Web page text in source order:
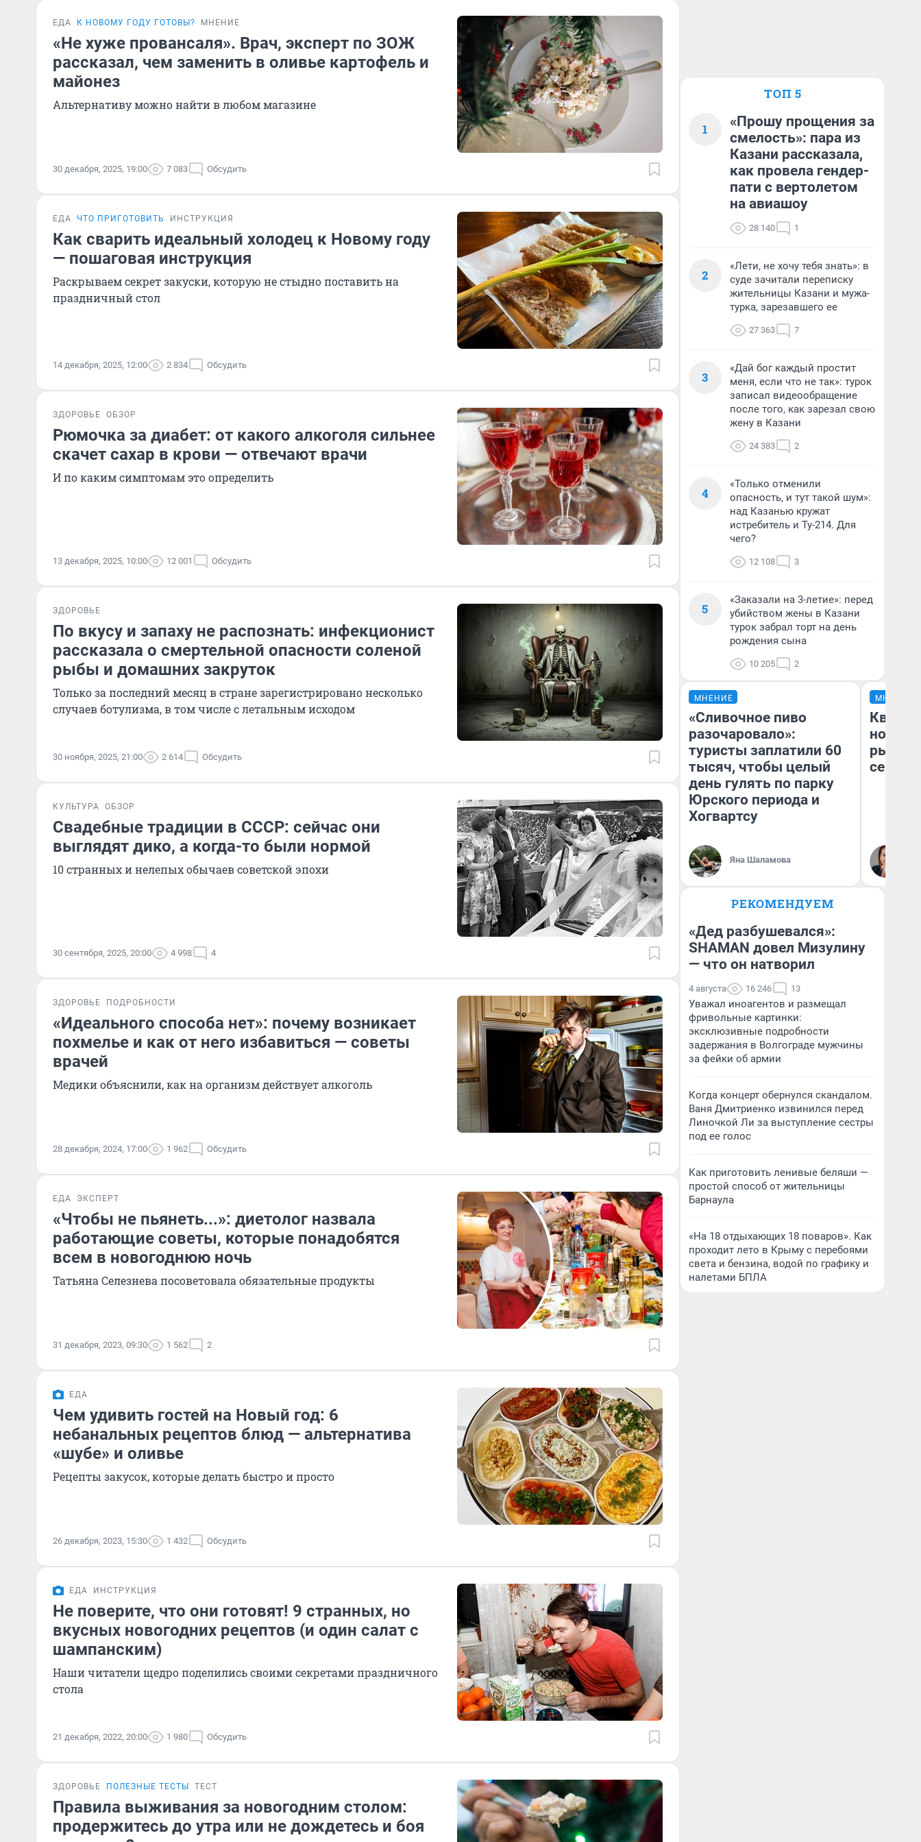
ЕДА К НОВОМУ ГОДУ ГОТОВЫ? МНЕНИЕ
«Не хуже провансаля». Врач, эксперт по ЗОЖ
рассказал, чем заменить в оливье картофель и
майонез
Альтернативу можно найти в любом магазине
30 декабря, 2025, 19:00 7 083 Обсудить
ЕДА ЧТО ПРИГОТОВИТЬ ИНСТРУКЦИЯ
Как сварить идеальный холодец к Новому году
— пошаговая инструкция
Раскрываем секрет закуски, которую не стыдно поставить на
праздничный стол
14 декабря, 2025, 12:00 2 834 Обсудить
ЗДОРОВЬЕ ОБЗОР
Рюмочка за диабет: от какого алкоголя сильнее
скачет сахар в крови — отвечают врачи
И по каким симптомам это определить
13 декабря, 2025, 10:00 12 001 Обсудить
ЗДОРОВЬЕ
По вкусу и запаху не распознать: инфекционист
рассказала о смертельной опасности соленой
рыбы и домашних закруток
Только за последний месяц в стране зарегистрировано несколько
случаев ботулизма, в том числе с летальным исходом
30 ноября, 2025, 21:00 2 614 Обсудить
КУЛЬТУРА ОБЗОР
Свадебные традиции в СССР: сейчас они
выглядят дико, а когда-то были нормой
10 странных и нелепых обычаев советской эпохи
30 сентября, 2025, 20:00 4 998 4
ЗДОРОВЬЕ ПОДРОБНОСТИ
«Идеального способа нет»: почему возникает
похмелье и как от него избавиться — советы
врачей
Медики объяснили, как на организм действует алкоголь
28 декабря, 2024, 17:00 1 962 Обсудить
ЕДА ЭКСПЕРТ
«Чтобы не пьянеть...»: диетолог назвала
работающие советы, которые понадобятся
всем в новогоднюю ночь
Татьяна Селезнева посоветовала обязательные продукты
31 декабря, 2023, 09:30 1 562 2
ЕДА
Чем удивить гостей на Новый год: 6
небанальных рецептов блюд — альтернатива
«шубе» и оливье
Рецепты закусок, которые делать быстро и просто
26 декабря, 2023, 15:30 1 432 Обсудить
ЕДА ИНСТРУКЦИЯ
Не поверите, что они готовят! 9 странных, но
вкусных новогодних рецептов (и один салат с
шампанским)
Наши читатели щедро поделились своими секретами праздничного
стола
21 декабря, 2022, 20:00 1 980 Обсудить
ЗДОРОВЬЕ ПОЛЕЗНЫЕ ТЕСТЫ ТЕСТ
Правила выживания за новогодним столом:
продержитесь до утра или не дождетесь и боя
ТОП 5
1
«Прошу прощения за
смелость»: пара из
Казани рассказала,
как провела гендер-
пати с вертолетом
на авиашоу
28 140 1
2
«Лети, не хочу тебя знать»: в
суде зачитали переписку
жительницы Казани и мужа-
турка, зарезавшего ее
27 363 7
3
«Дай бог каждый простит
меня, если что не так»: турок
записал видеообращение
после того, как зарезал свою
жену в Казани
24 383 2
4
«Только отменили
опасность, и тут такой шум»:
над Казанью кружат
истребитель и Ту-214. Для
чего?
12 108 3
5
«Заказали на 3-летие»: перед
убийством жены в Казани
турок забрал торт на день
рождения сына
10 205 2
МНЕНИЕ
«Сливочное пиво
разочаровало»:
туристы заплатили 60
тысяч, чтобы целый
день гулять по парку
Юрского периода и
Хогвартсу
Яна Шаламова
МНЕНИЕ
но
рынок
РЕКОМЕНДУЕМ
«Дед разбушевался»:
SHAMAN довел Мизулину
— что он натворил
4 августа 16 246 13
Уважал иноагентов и размещал
фривольные картинки:
эксклюзивные подробности
задержания в Волгограде мужчины
за фейки об армии
Когда концерт обернулся скандалом.
Ваня Дмитриенко извинился перед
Линочкой Ли за выступление сестры
под ее голос
Как приготовить ленивые беляши —
простой способ от жительницы
Барнаула
«На 18 отдыхающих 18 поваров». Как
проходит лето в Крыму с перебоями
света и бензина, водой по графику и
налетами БПЛА